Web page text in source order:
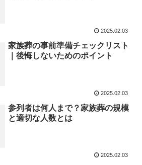
2025.02.03
家族葬の事前準備チェックリスト
｜後悔しないためのポイント
2025.02.03
参列者は何人まで？家族葬の規模
と適切な人数とは
2025.02.03